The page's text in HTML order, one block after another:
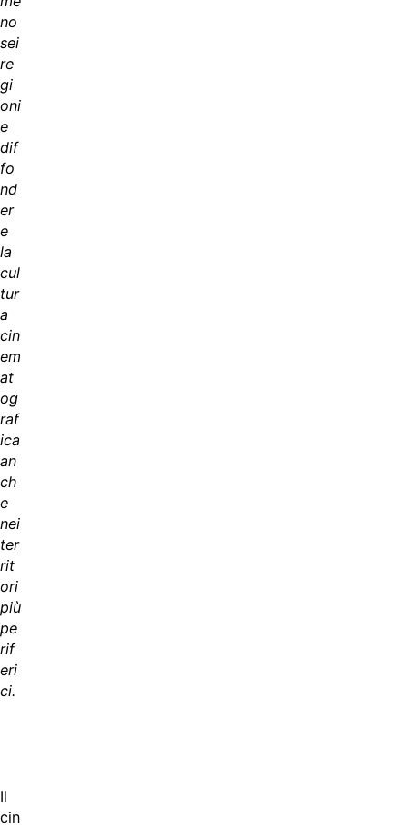
no
sei
re
gi
oni
e
dif
fo
nd
er
e
la
cul
tur
a
cin
em
at
og
raf
ica
an
ch
e
nei
ter
rit
ori
più
pe
rif
eri
ci.
Il
cin